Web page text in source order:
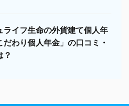
ライフ生命の外貨建て個人年
だわり個人年金」の口コミ・
？